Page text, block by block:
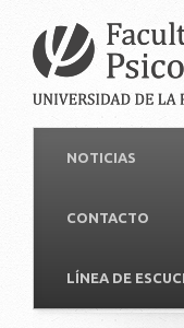
NOTICIAS
CONTACTO
LÍNEA DE